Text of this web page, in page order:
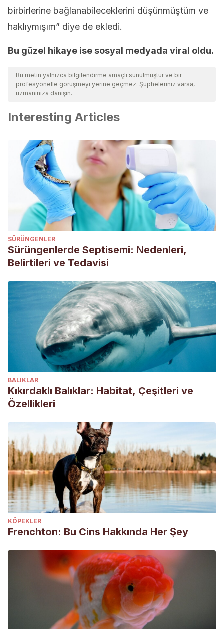
birbirlerine bağlanabileceklerini düşünmüştüm ve
haklıymışım” diye de ekledi.
Bu güzel hikaye ise sosyal medyada viral oldu.
Bu metin yalnızca bilgilendirme amaçlı sunulmuştur ve bir
profesyonelle görüşmeyi yerine geçmez. Şüpheleriniz varsa,
uzmanınıza danışın.
Interesting Articles
SÜRÜNGENLER
Sürüngenlerde Septisemi: Nedenleri,
Belirtileri ve Tedavisi
BALIKLAR
Kıkırdaklı Balıklar: Habitat, Çeşitleri ve
Özellikleri
KÖPEKLER
Frenchton: Bu Cins Hakkında Her Şey